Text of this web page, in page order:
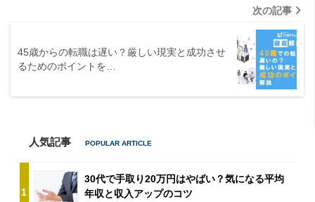
次の記事
45歳からの転職は遅い？厳しい現実と成功させ
るためのポイントを…
人気記事
1
30代で手取り20万円はやばい？気になる平均
年収と収入アップのコツ